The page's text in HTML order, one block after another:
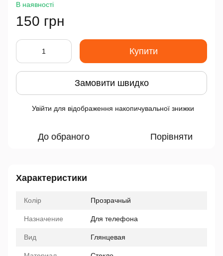
В наявності
150 грн
Купити
Замовити швидко
Увійти для відображення накопичувальної знижки
До обраного Порівняти
Характеристики
Колір Прозрачный
Назначение Для телефона
Вид Глянцевая